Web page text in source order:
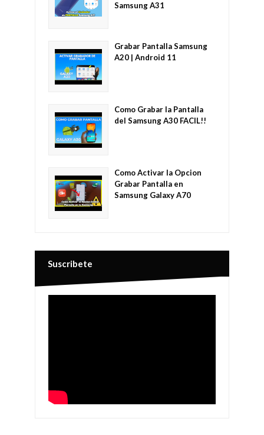
Samsung A31
Grabar Pantalla Samsung
A20 | Android 11
Como Grabar la Pantalla
del Samsung A30 FACIL!!
Como Activar la Opcion
Grabar Pantalla en
Samsung Galaxy A70
Suscribete